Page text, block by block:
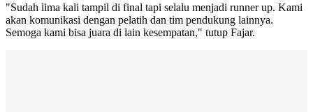
"Sudah lima kali tampil di final tapi selalu menjadi runner up. Kami
akan komunikasi dengan pelatih dan tim pendukung lainnya.
Semoga kami bisa juara di lain kesempatan," tutup Fajar.